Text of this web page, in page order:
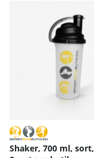
Shaker, 700 ml, sort,